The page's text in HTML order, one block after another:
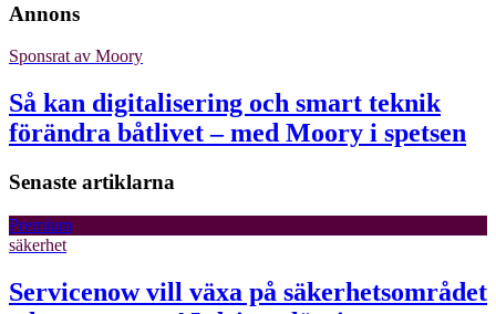
Annons
Sponsrat av Moory
Så kan digitalisering och smart teknik
förändra båtlivet – med Moory i spetsen
Senaste artiklarna
Premium
säkerhet
Servicenow vill växa på säkerhetsområdet